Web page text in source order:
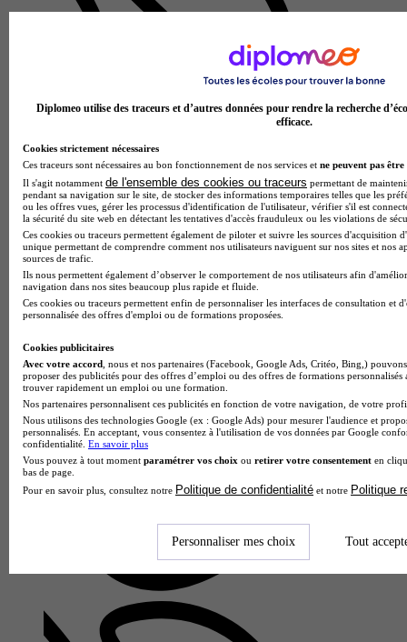
Aucun avis
Diplomeo utilise des traceurs et d’autres données pour rendre la recherche
efficace.
Cookies strictement nécessaires
Ces traceurs sont nécessaires au bon fonctionnement de nos services et ne peuvent pas être
Il s'agit notamment de l'ensemble des cookies ou traceurs permettant de
pendant sa navigation sur le site, de stocker des informations temporaires telles que les
ou les offres vues, gérer les processus d'identification de l'utilisateur, vérifier s'il est
la sécurité du site web en détectant les tentatives d'accès frauduleux ou les violations de
Ces cookies ou traceurs permettent également de piloter et suivre les sources d'acquisition
unique permettant de comprendre comment nos utilisateurs naviguent sur nos sites et nos
sources de trafic.
Ils nous permettent également d’observer le comportement de nos utilisateurs afin
navigation dans nos sites beaucoup plus rapide et fluide.
Ces cookies ou traceurs permettent enfin de personnaliser les interfaces de consultation et
personnalisée des offres d'emploi ou de formations proposées.
Cookies publicitaires
Avec votre accord , nous et nos partenaires (Facebook, Google Ads, Critéo, Bing,)
proposer des publicités pour des offres d’emploi ou des offres de formations
trouver rapidement un emploi ou une formation.
Nos partenaires personnalisent ces publicités en fonction de votre navigation, de votre
Nous utilisons des technologies Google (ex : Google Ads) pour mesurer l'audience et
personnalisés. En acceptant, vous consentez à l'utilisation de vos données par Google
confidentialité. En savoir plus
Vous pouvez à tout moment paramétrer vos choix ou retirer votre consentement en
bas de page.
Pour en savoir plus, consultez notre Politique de confidentialité et notre Politique
Personnaliser mes choix Tout